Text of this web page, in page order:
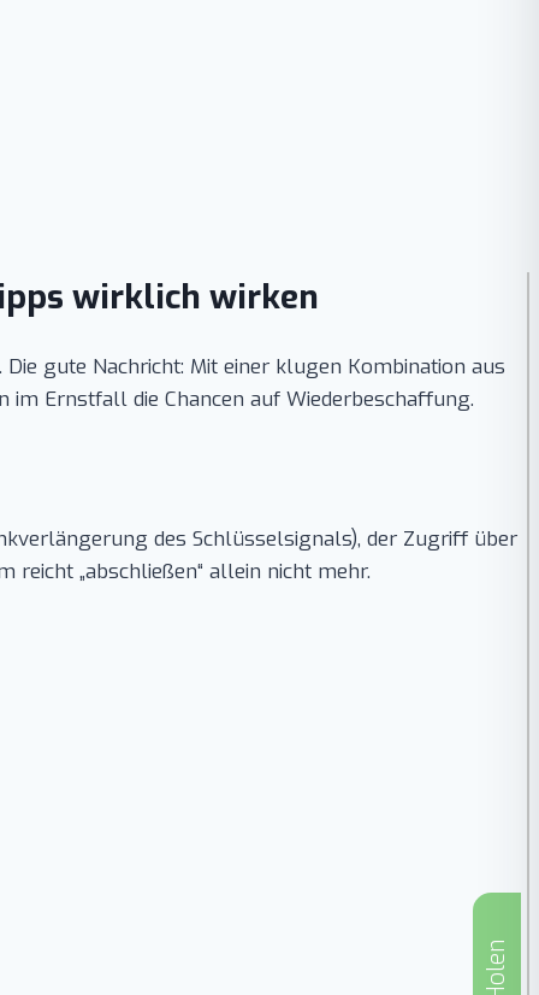
wirklich wirken
gute Nachricht: Mit einer klugen Kombination aus
im Ernstfall die Chancen auf Wiederbeschaffung.
des Schlüsselsignals), der Zugriff über
reicht „abschließen“ allein nicht mehr.